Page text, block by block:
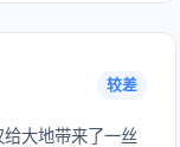
较差
大地带来了一丝